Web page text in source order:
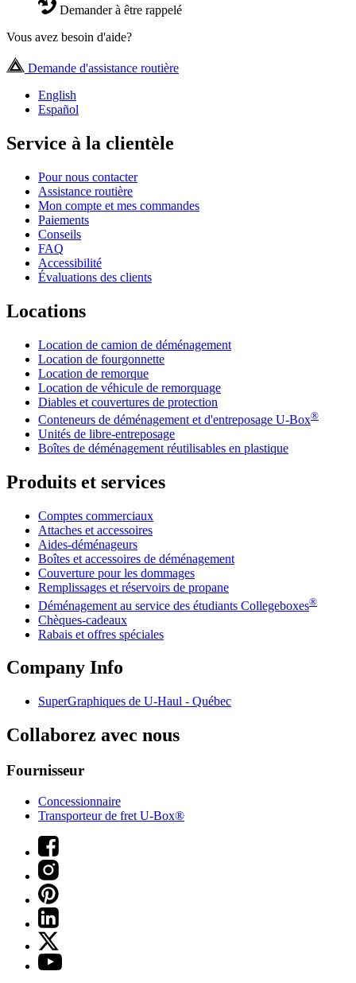
Demander à être rappelé
Vous avez besoin d'aide?
Demande d'assistance routière
English
Español
Service à la clientèle
Pour nous contacter
Assistance routière
Mon compte et mes commandes
Paiements
Conseils
FAQ
Accessibilité
Évaluations des clients
Locations
Location de camion de déménagement
Location de fourgonnette
Location de remorque
Location de véhicule de remorquage
Diables et couvertures de protection
Conteneurs de déménagement et d'entreposage U-Box®
Unités de libre-entreposage
Boîtes de déménagement réutilisables en plastique
Produits et services
Comptes commerciaux
Attaches et accessoires
Aides-déménageurs
Boîtes et accessoires de déménagement
Couverture pour les dommages
Remplissages et réservoirs de propane
Déménagement au service des étudiants Collegeboxes®
Chèques-cadeaux
Rabais et offres spéciales
Company Info
SuperGraphiques de U-Haul - Québec
Collaborez avec nous
Fournisseur
Concessionnaire
Transporteur de fret U-Box®